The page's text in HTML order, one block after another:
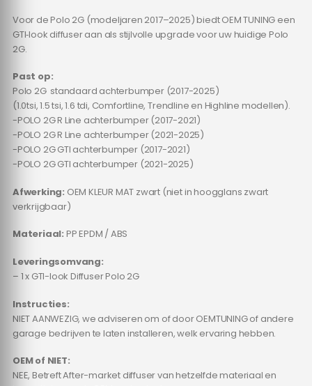
Voor de Polo 2G (modeljaren 2017–2025) biedt OEM TUNING een
GTI‑look diffuser aan als stijlvolle upgrade voor uw huidige Polo
2G.
Past op:
Polo 2G standaard achterbumper (2017-2025)
(1.0tsi, 1.5 tsi, 1.6 tdi, Comfortline, Trendline en Highline modellen).
-POLO 2G R Line achterbumper (2017-2021)
-POLO 2G R Line achterbumper (2021-2025)
-POLO 2G GTI achterbumper (2017-2021)
-POLO 2G GTI achterbumper (2021-2025)
Afwerking: OEM KLEUR MAT zwart (niet in hoogglans zwart
verkrijgbaar)
Materiaal: PP EPDM / ABS
Leveringsomvang:
– 1 x GTI-look Diffuser Polo 2G
Instructies:
NIET AANWEZIG, we adviseren om of door OEMTUNING of andere
garage bedrijven te laten installeren, welk ervaring hebben.
OEM of NIET:
NEE, Betreft After-market diffuser van hetzelfde materiaal en